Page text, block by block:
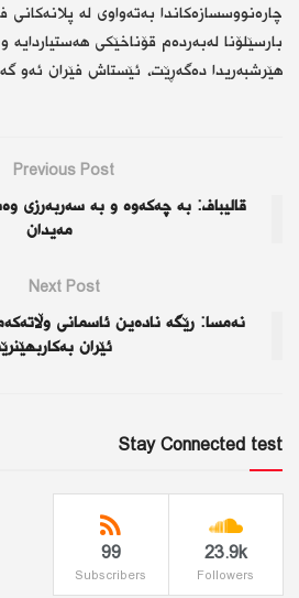
چارەنووسسازەکاندا بەتەواوی لە پلانەکانی
بارسێلۆنا لەبەردەم قۆناخێکی
هێرشبەریدا دەگەڕێت، ئێستاش فێران ئەو
Previous Post
قالیباف: بە چەکەوە و بە سەربەرزی
مەیدان
Next Post
نەمسا: رێگە نادەین ئاسمانی
ئێران
Stay Connected test
23.9k
Followers
99
Subscribers